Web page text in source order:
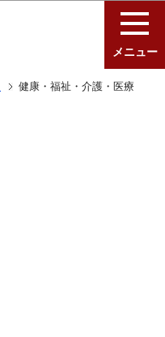
メニュー
健康・福祉・介護・医療